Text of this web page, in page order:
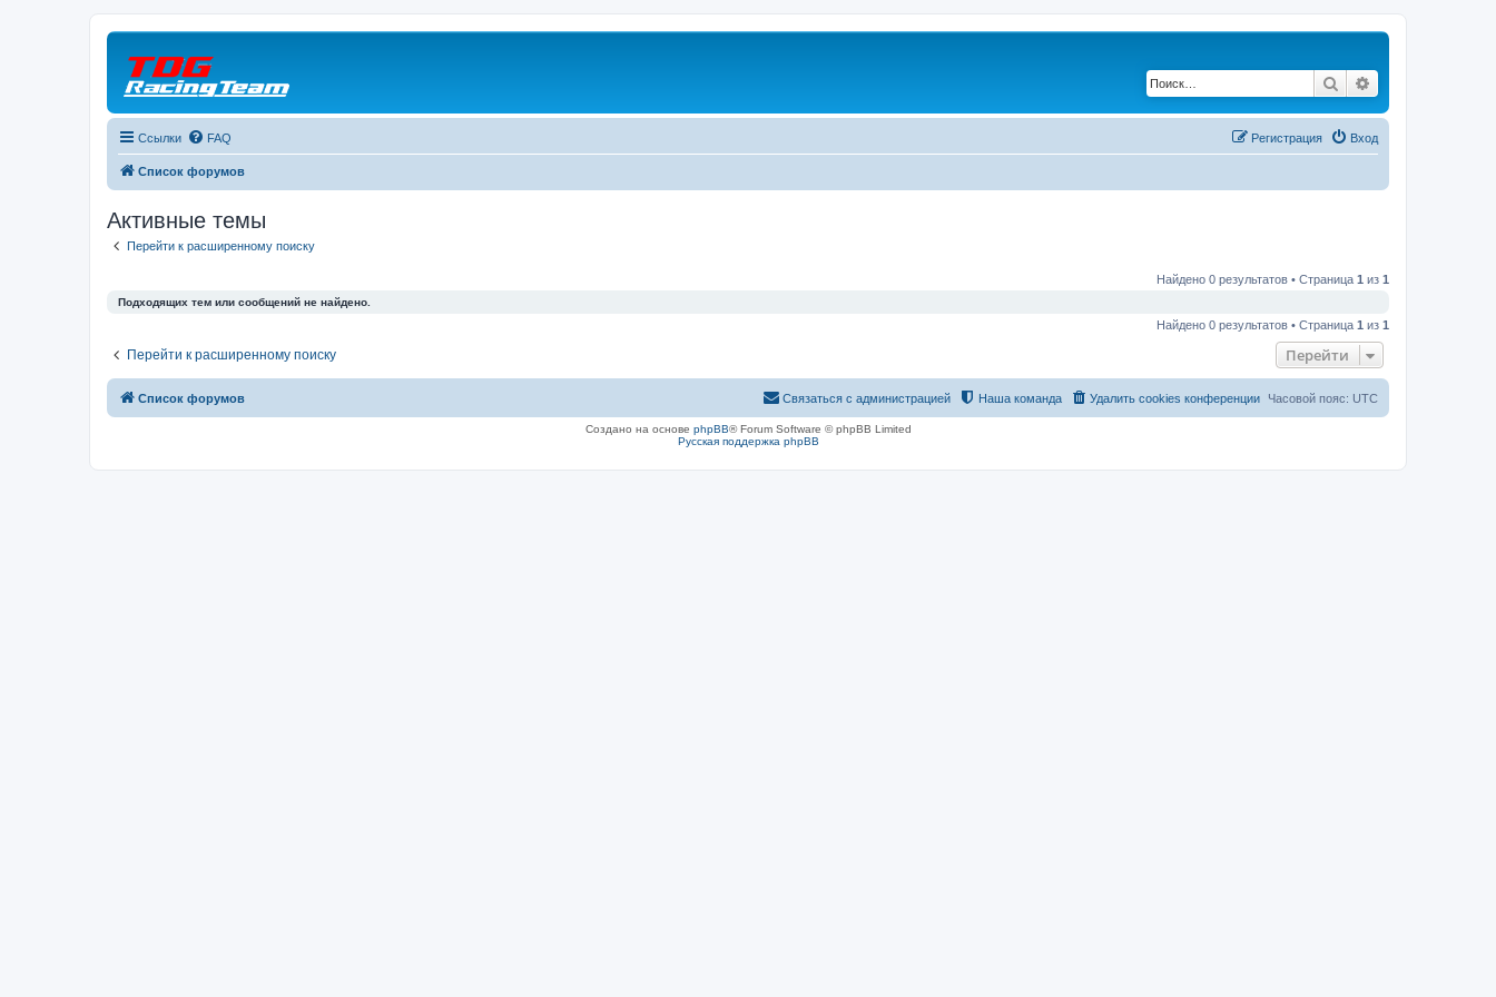
Поиск
Ссылки FAQ Вход
Регистрация
Список форумов
Активные темы
Перейти к расширенному поиску
Найдено 0 результатов • Страница 1 из 1
Подходящих тем или сообщений не найдено.
Найдено 0 результатов • Страница 1 из 1
Перейти к расширенному поиску Перейти
Список форумов Часовой пояс: UTC
Удалить cookies конференции
Наша команда
Связаться с администрацией
Создано на основе phpBB® Forum Software © phpBB Limited
Русская поддержка phpBB